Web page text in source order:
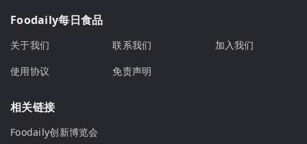
Foodaily每日食品
关于我们 联系我们
加入我们
使用协议
免责声明
相关链接
Foodaily创新博览会